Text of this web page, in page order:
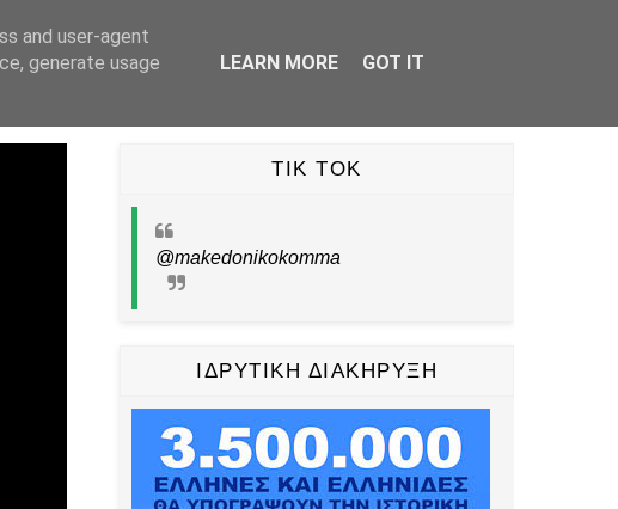
YOUTUBE TIKTOK PINTEREST ΕΠΙΚΟΙΝΩΝΙΑ
TIK TOK
@makedonikokomma
ΙΔΡΥΤΙΚΗ ΔΙΑΚΗΡΥΞΗ
and user-agent
generate usage
LEARN MORE GOT IT